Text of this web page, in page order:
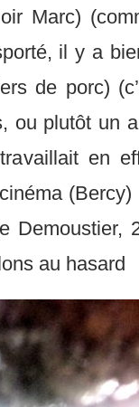
Marc)
il y a
de porc)
ou plutôt un
en
Demoustier,
au hasard